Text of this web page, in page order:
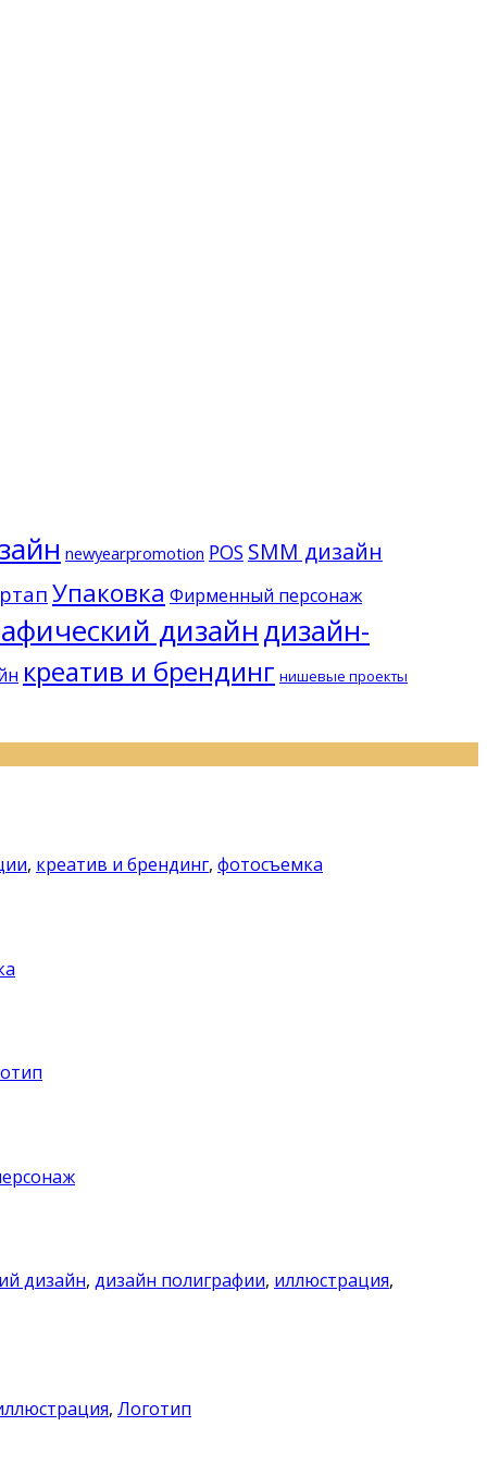
newyearpromotion POS SMM дизайн
Упаковка Фирменный персонаж
дизайндизайн-
креатив и брендинг нишевые проекты
, креатив и брендинг, фотосъемка
дизайн, дизайн полиграфии, иллюстрация,
, Логотип